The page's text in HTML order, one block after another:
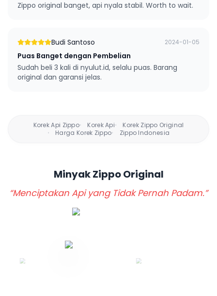
Zippo original banget, api nyala stabil. Worth to wait.
Budi Santoso 2024-01-05
Puas Banget dengan Pembelian
Sudah beli 3 kali di nyulut.id, selalu puas. Barang
original dan garansi jelas.
Korek Api Zippo• Korek Api• Korek Zippo Original
• Harga Korek Zippo• Zippo Indonesia
Minyak ZippoOriginal
“Menciptakan Api yang Tidak Pernah Padam.”